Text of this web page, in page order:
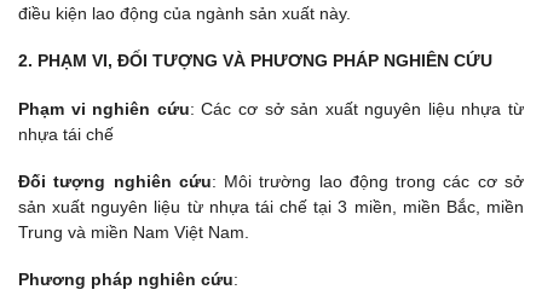
điều kiện lao động của ngành sản xuất này.
2. PHẠM VI, ĐỐI TƯỢNG VÀ PHƯƠNG PHÁP NGHIÊN CỨU
Phạm vi nghiên cứu: Các cơ sở sản xuất nguyên liệu nhựa từ
nhựa tái chế
Đối tượng nghiên cứu: Môi trường lao động trong các cơ sở
sản xuất nguyên liệu từ nhựa tái chế tại 3 miền, miền Bắc, miền
Trung và miền Nam Việt Nam.
Phương pháp nghiên cứu: